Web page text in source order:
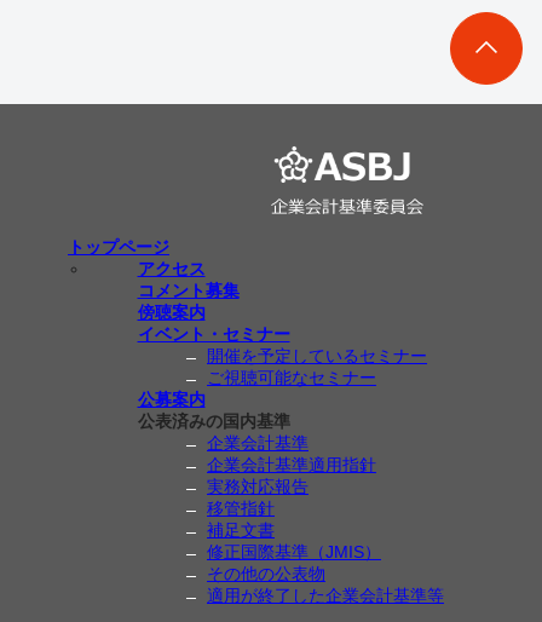
トップページ
アクセス
コメント募集
傍聴案内
イベント・セミナー
開催を予定しているセミナー
ご視聴可能なセミナー
公募案内
公表済みの国内基準
企業会計基準
企業会計基準適用指針
実務対応報告
移管指針
補足文書
修正国際基準（JMIS）
その他の公表物
適用が終了した企業会計基準等